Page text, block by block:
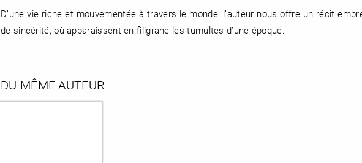
D’une vie riche et mouvementée à travers le monde, l’auteur nous offre un récit
de sincérité, où apparaissent en filigrane les tumultes d’une époque.
DU MÊME AUTEUR